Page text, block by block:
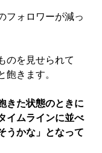
フォロワーが減っ
のを見せられて
飽きます。
きた状態のときに
イムラインに並べ
うかな」となって